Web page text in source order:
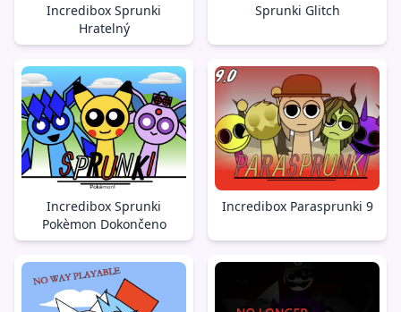
Incredibox Sprunki
Hratelný
Sprunki Glitch
Incredibox Sprunki
Pokèmon Dokončeno
Incredibox Parasprunki 9